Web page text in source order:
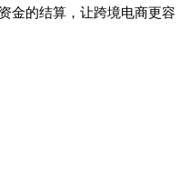
金的结算，让跨境电商更容